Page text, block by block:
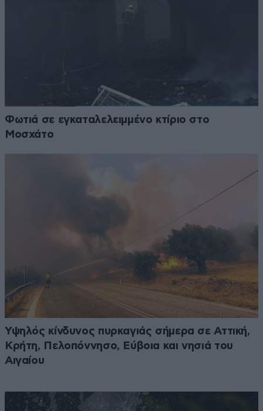
Φωτιά σε εγκαταλελειμμένο κτίριο στο
Μοσχάτο
Υψηλός κίνδυνος πυρκαγιάς σήμερα σε Αττική,
Κρήτη, Πελοπόννησο, Εύβοια και νησιά του
Αιγαίου